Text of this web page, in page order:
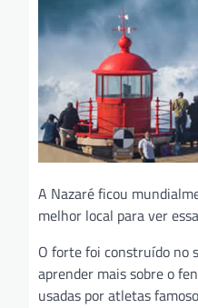
A Nazaré ficou
melhor local para ver
O forte foi construído no
aprender mais sobre o
usadas por atletas